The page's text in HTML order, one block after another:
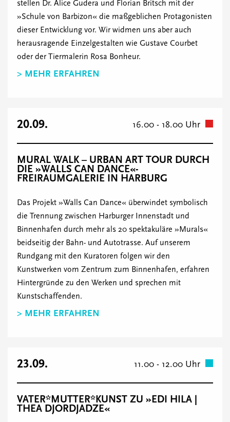
stellen Dr. Alice Gudera und Florian Britsch mit der
»Schule von Barbizon« die maßgeblichen Protagonisten
dieser Entwicklung vor. Wir widmen uns aber auch
herausragende Einzelgestalten wie Gustave Courbet
oder der Tiermalerin Rosa Bonheur.
> MEHR ERFAHREN
20.09. 16.00 - 18.00 Uhr
MURAL WALK – URBAN ART TOUR DURCH
DIE »WALLS CAN DANCE«-
FREIRAUMGALERIE IN HARBURG
Das Projekt »Walls Can Dance« überwindet symbolisch
die Trennung zwischen Harburger Innenstadt und
Binnenhafen durch mehr als 20 spektakuläre »Murals«
beidseitig der Bahn- und Autotrasse. Auf unserem
Rundgang mit den Kuratoren folgen wir den
Kunstwerken vom Zentrum zum Binnenhafen, erfahren
Hintergründe zu den Werken und sprechen mit
Kunstschaffenden.
> MEHR ERFAHREN
23.09. 11.00 - 12.00 Uhr
VATER*MUTTER*KUNST ZU »EDI HILA |
THEA DJORDJADZE«